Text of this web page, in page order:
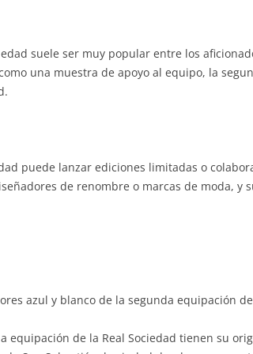
suele ser muy popular entre los
una muestra de apoyo al equipo, la
puede lanzar ediciones limitadas o
de renombre o marcas de moda, y
azul y blanco de la segunda equipación
equipación de la Real Sociedad tienen su